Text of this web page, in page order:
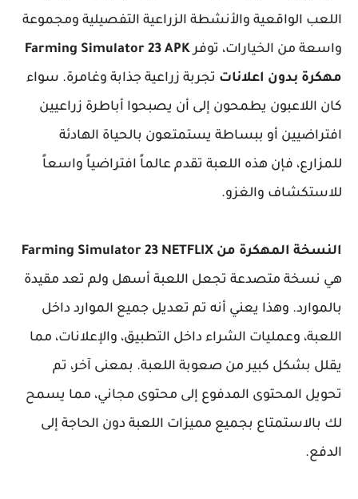
اللعب الواقعية والأنشطة الزراعية التفصيلية ومجموعة
واسعة من الخيارات، توفرFarming Simulator 23 APK
مهكرة بدون اعلانات تجربة زراعية جذابة وغامرة. سواء
كان اللاعبون يطمحون إلى أن يصبحوا أباطرة زراعيين
افتراضيين أو ببساطة يستمتعون بالحياة الهادئة
للمزارع، فإن هذه اللعبة تقدم عالماً افتراضياً واسعاً
للاستكشاف والغزو.
النسخة المهكرة من Farming Simulator 23 NETFLIX
هي نسخة متصدعة تجعل اللعبة أسهل ولم تعد مقيدة
بالموارد. وهذا يعني أنه تم تعديل جميع الموارد داخل
اللعبة، وعمليات الشراء داخل التطبيق، والإعلانات، مما
يقلل بشكل كبير من صعوبة اللعبة. بمعنى آخر، تم
تحويل المحتوى المدفوع إلى محتوى مجاني، مما يسمح
لك بالاستمتاع بجميع مميزات اللعبة دون الحاجة إلى
الدفع.